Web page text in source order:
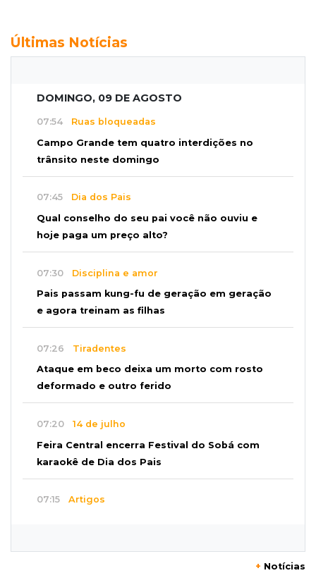
Últimas Notícias
DOMINGO, 09 DE AGOSTO
07:54 Ruas bloqueadas
Campo Grande tem quatro interdições no
trânsito neste domingo
07:45 Dia dos Pais
Qual conselho do seu pai você não ouviu e
hoje paga um preço alto?
07:30 Disciplina e amor
Pais passam kung-fu de geração em geração
e agora treinam as filhas
07:26 Tiradentes
Ataque em beco deixa um morto com rosto
deformado e outro ferido
07:20 14 de julho
Feira Central encerra Festival do Sobá com
karaokê de Dia dos Pais
07:15 Artigos
+ Notícias